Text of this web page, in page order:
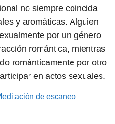
no siempre coincida
y aromáticas. Alguien
por un género
romántica, mientras
románticamente por otro
en actos sexuales.
de escaneo